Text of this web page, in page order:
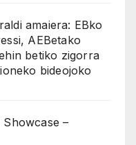
amaiera: EBko
AEBetako
betiko zigorra
bideojoko
–